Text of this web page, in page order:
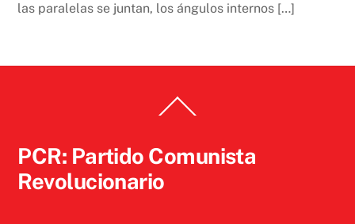
las paralelas se juntan, los ángulos internos […]
To
PCR: Partido Comunista
Revolucionario